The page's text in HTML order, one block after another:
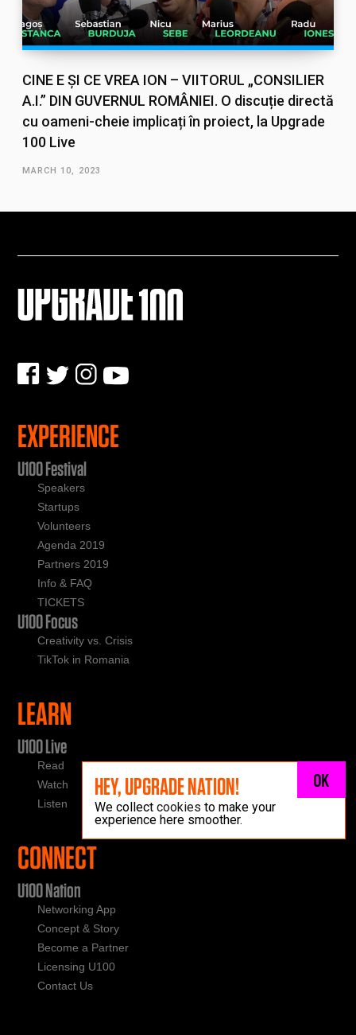
CINE E ȘI CE VREA ION – VIITORUL „CONSILIER
A.I.” DIN GUVERNUL ROMÂNIEI. O discuție directă
cu oameni-cheie implicați în proiect, la Upgrade
100 Live
MARCH 10, 2023
EXPERIENCE
U100 Festival
Speakers
Startups
Volunteers
Agenda 2019
Partners 2019
Info & FAQ
TICKETS
U100 Focus
Creativity vs. Crisis
TikTok in Romania
LEARN
U100 Live
Read
Watch
Listen
CONNECT
U100 Nation
Networking App
Concept & Story
Become a Partner
Licensing U100
Contact Us
HEY, UPGRADE NATION!
We collect cookies to make your
experience here smoother.
OK